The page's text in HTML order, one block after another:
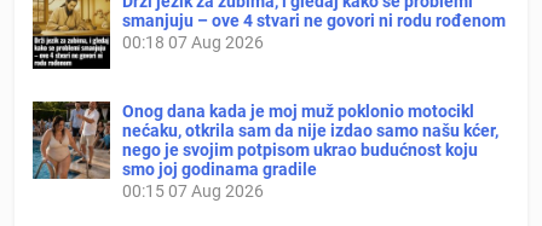
smanjuju – ove 4 stvari ne govori ni rodu rođenom
00:18 07 Aug 2026
Onog dana kada je moj muž poklonio motocikl
nećaku, otkrila sam da nije izdao samo našu kćer,
nego je svojim potpisom ukrao budućnost koju
smo joj godinama gradile
00:1507 Aug 2026